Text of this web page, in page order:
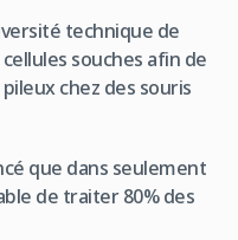
technique de
souches afin de
chez des souris
que dans seulement
de traiter 80% des